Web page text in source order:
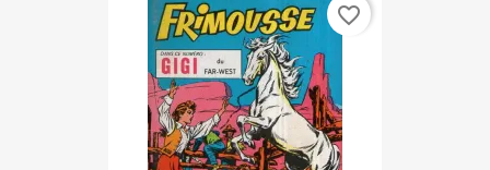
favorite_border